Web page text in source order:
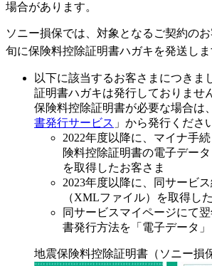
場合があります。
ソニー損保では、対象となるご契約の
旬に保険料控除証明書ハガキを発送しま
以下に該当するお客さまにつきま
証明書ハガキは発行しておりませ
保険料控除証明書が必要な場合は
書発行サービス 」から発行くださ
2022年度以降に、マイナ手
険料控除証明書の電子デー
を取得したお客さま
2023年度以降に、同サービ
（XMLファイル）を取得し
同サービスマイページにて
書発行方法を「電子データ
地震保険料控除証明書（ソニー損